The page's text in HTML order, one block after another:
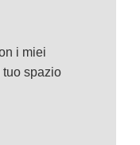
i miei
tuo spazio